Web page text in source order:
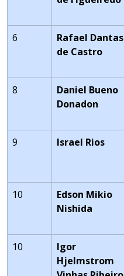
6
Rafael Dantas
de Castro
8
Daniel Bueno
Donadon
9 Israel Rios
10
Edson Mikio
Nishida
10
Igor
Hjelmstrom